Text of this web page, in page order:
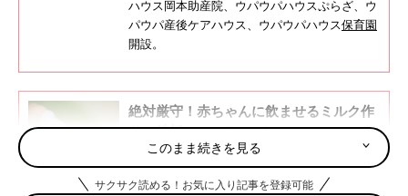
ハウス岡本助産院、ウパウパハウスぷらざ、ウ
パウパ産後ケアハウス、ウパウパハウス保育園
開設。
絶対厳守！赤ちゃんに飲ませるミルク作
りの鉄板ルール＆NG６
赤ちゃんのミルクは、調乳のしかたなどに絶対
注意したいポイントがあります。そのルールを
破ると、赤ちゃんに負担がかかる危険があるこ
このまま続きを見る
サクサク読める！お気に入り記事を登録可能